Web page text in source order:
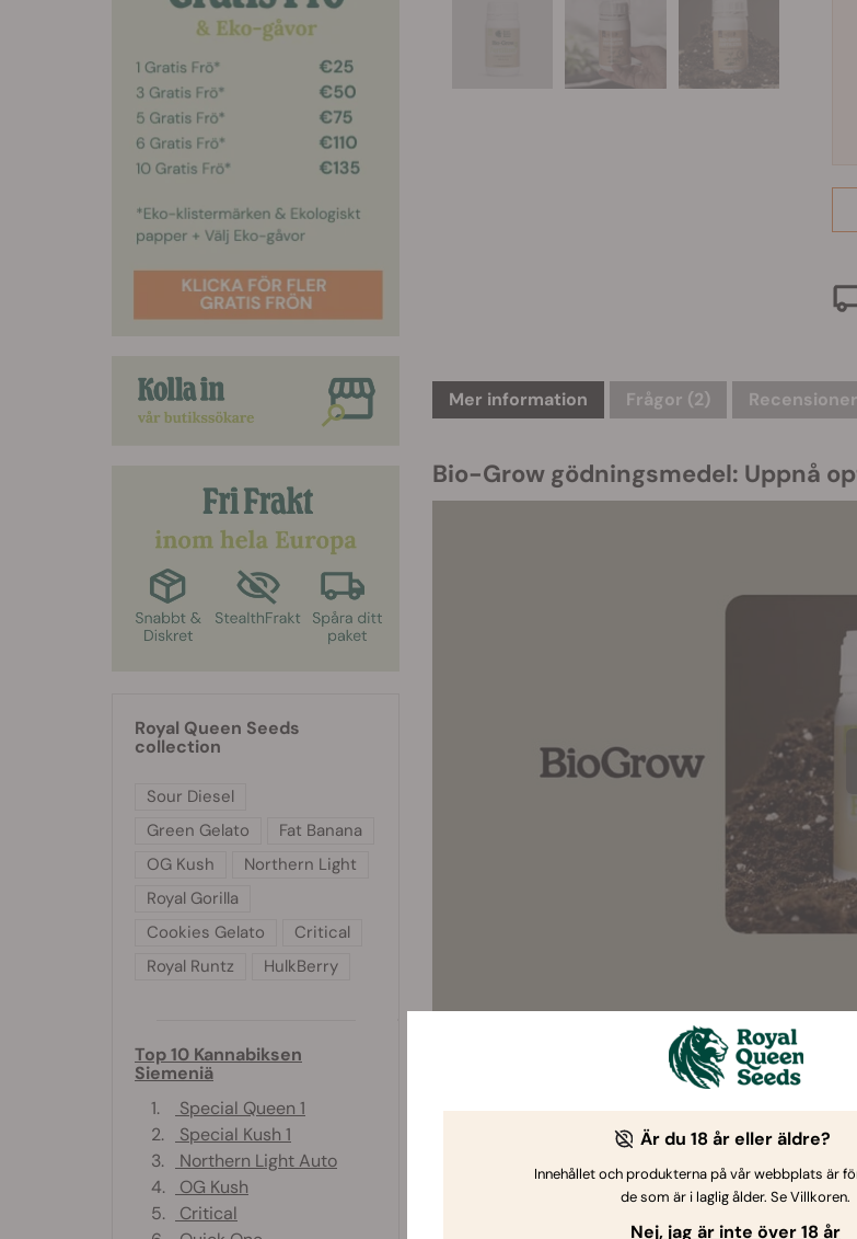
Mer information Frågor (2)
Bio-Grow gödningsmedel: Uppnå
Efter år av forskning och utveckling har vi äntligen
innehåller allt som dina gräs-plantor behöver för
Med ett perfekt balanserat NPK-förhållande på 3-
blandningen av kväve, fosfor och kalium som
omfattande lista av aminosyror stimulerar
Royal Queen Seeds
collection
Sour Diesel
Green Gelato
Fat Banana
OG Kush
Northern Light
Royal Gorilla
Cookies Gelato
Critical
Royal Runtz
HulkBerry
Top 10 Kannabiksen
Siemeniä
1.
Special Queen 1
2.
Special Kush 1
3.
Northern Light Auto
4.
OG Kush
5.
Critical
Är du 18 år eller äldre?
Innehållet och produkterna på vår webbplats är
de som är i laglig ålder. Se Villkoren.
Nej, jag är inte över 18 år